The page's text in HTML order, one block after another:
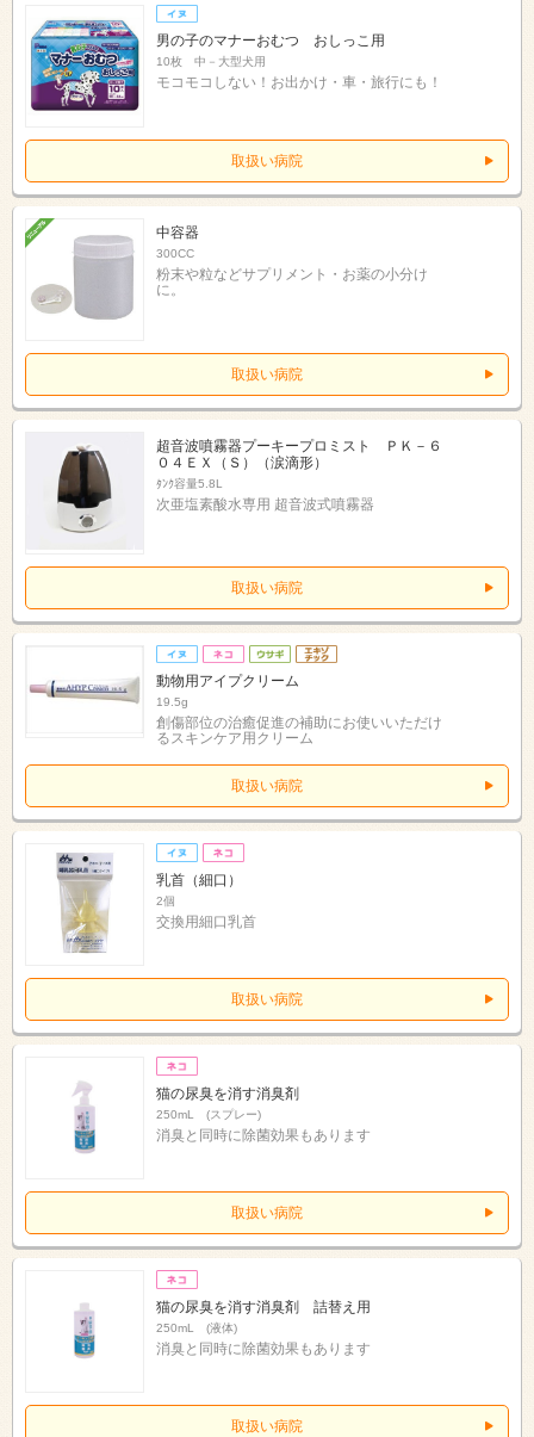
男の子のマナーおむつ おしっこ用
10枚 中－大型犬用
モコモコしない！お出かけ・車・旅行にも！
取扱い病院
中容器
300CC
粉末や粒などサプリメント・お薬の小分け
に。
取扱い病院
超音波噴霧器プーキープロミスト ＰＫ－６
０４ＥＸ（Ｓ）（涙滴形）
ﾀﾝｸ容量5.8L
次亜塩素酸水専用 超音波式噴霧器
取扱い病院
動物用アイプクリーム
19.5g
創傷部位の治癒促進の補助にお使いいただけ
るスキンケア用クリーム
取扱い病院
乳首（細口）
2個
交換用細口乳首
取扱い病院
猫の尿臭を消す消臭剤
250mL (スプレー)
消臭と同時に除菌効果もあります
取扱い病院
猫の尿臭を消す消臭剤 詰替え用
250mL (液体)
消臭と同時に除菌効果もあります
取扱い病院